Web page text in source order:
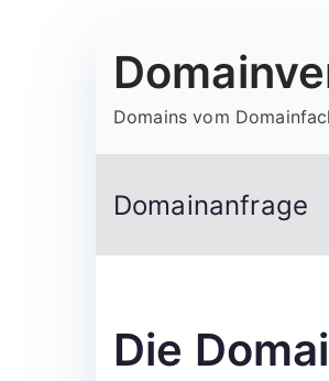
Inhalt
Domains vom
Domainanfrage
Die